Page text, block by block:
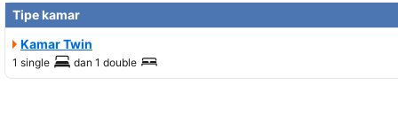
Tipe kamar
Kamar Twin
1 single dan 1 double